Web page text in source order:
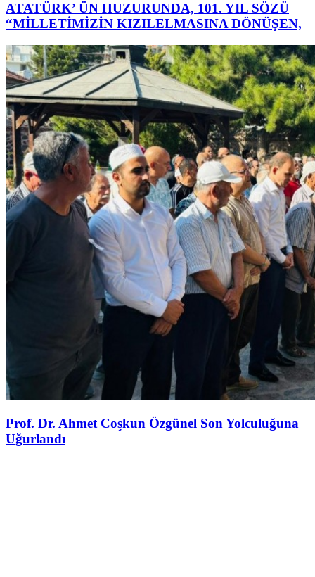
ATATÜRK’ ÜN HUZURUNDA, 101. YIL SÖZÜ
“MİLLETİMİZİN KIZILELMASINA DÖNÜŞEN,
Prof. Dr. Ahmet Coşkun Özgünel Son Yolculuğuna
Uğurlandı